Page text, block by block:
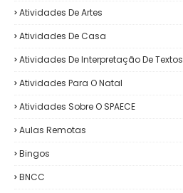
Atividades De Artes
Atividades De Casa
Atividades De Interpretação De Textos
Atividades Para O Natal
Atividades Sobre O SPAECE
Aulas Remotas
Bingos
BNCC